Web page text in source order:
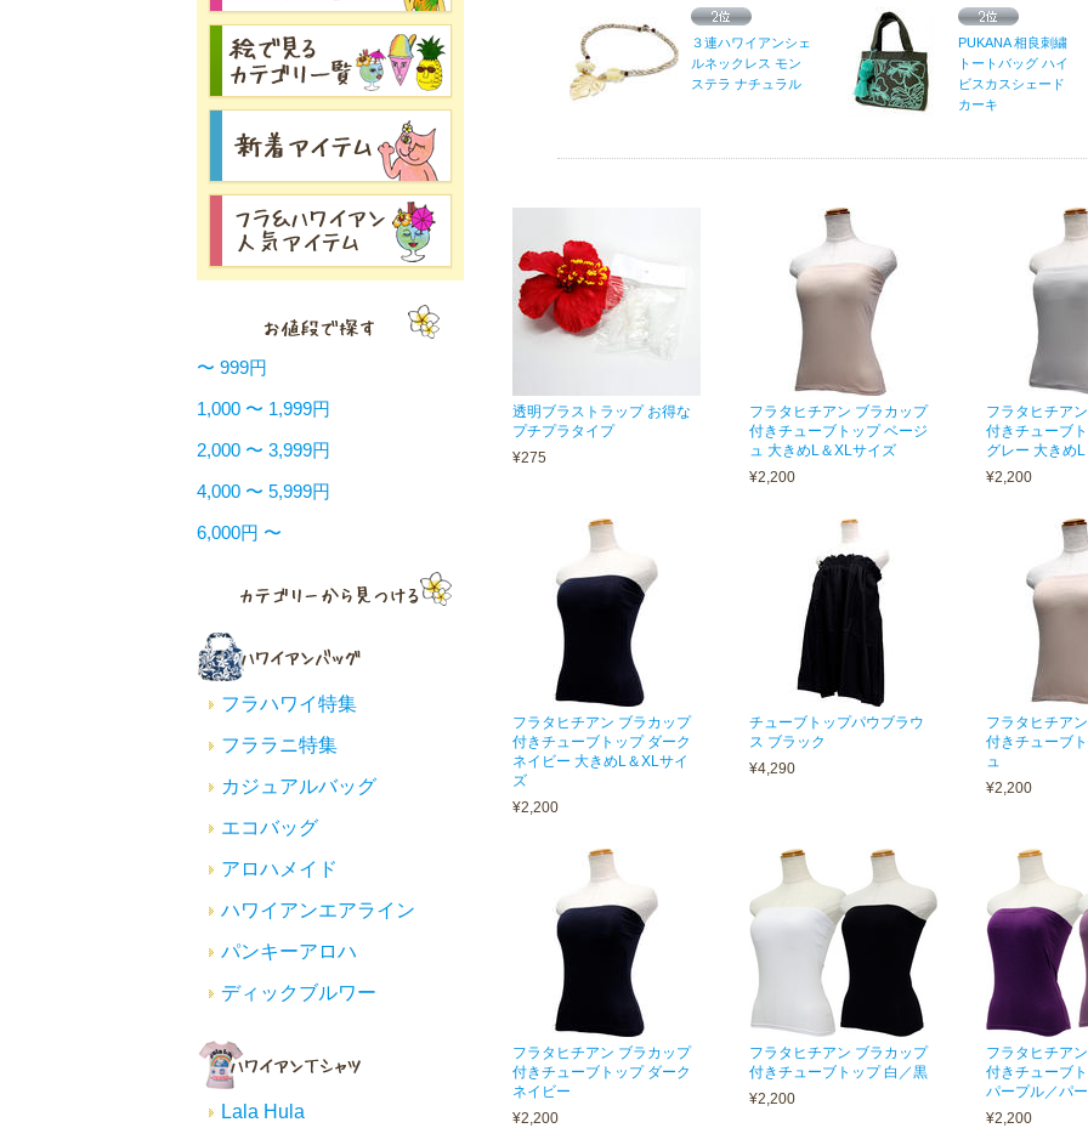
３連ハワイアンシェ
ルネックレス モン
ステラ ナチュラル
PUKANA 相良刺繍
トートバッグ ハイ
ビスカスシェード
カーキ
透明ブラストラップ お得な
プチプラタイプ
¥275
フラタヒチアン ブラカップ
付きチューブトップ ベージ
ュ 大きめL＆XLサイズ
¥2,200
フラタヒチア
付きチューブ
グレー 大きめ
¥2,200
フラタヒチアン ブラカップ
付きチューブトップ ダーク
ネイビー 大きめL＆XLサイ
ズ
¥2,200
チューブトップパウブラウ
ス ブラック
¥4,290
フラタヒチア
付きチューブ
ュ
¥2,200
フラタヒチアン ブラカップ
付きチューブトップ ダーク
ネイビー
¥2,200
フラタヒチアン ブラカップ
付きチューブトップ 白／黒
¥2,200
フラタヒチア
付きチューブ
パープル／パ
¥2,200
〜 999円
1,000 〜 1,999円
2,000 〜 3,999円
4,000 〜 5,999円
6,000円 〜
フラハワイ特集
フララニ特集
カジュアルバッグ
エコバッグ
アロハメイド
ハワイアンエアライン
パンキーアロハ
ディックブルワー
Lala Hula